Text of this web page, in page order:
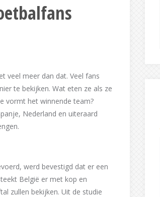
veel meer dan dat. Veel fans
te bekijken. Wat eten ze als ze
vormt het winnende team?
Nederland en uiteraard
werd bevestigd dat er een
België er met kop en
zullen bekijken. Uit de studie